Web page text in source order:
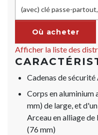
(avec) clé passe-
Où acheter
Afficher la liste des
Cadenas de
Corps en aluminium
mm) de large, et
Arceau en alliage
(76 mm)